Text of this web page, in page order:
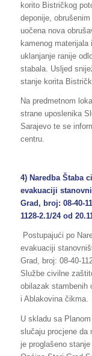
korito Bistričkog
deponije,
uočena nova
kamenog
uklanjanje ranije
stabala. Usljed
stanje korita
Na predmetnom
strane uposlenika
Sarajevo te se
centru.
4) Naredba Štaba
evakuaciji
Grad, broj: 08-40-
1128-2.1/24 od
Postupajući po
evakuaciji
Grad, broj: 08-40-
Službe civilne
obilazak stambenih
i Ablakovina čikma.
U skladu sa
slučaju procjene da
je proglašeno